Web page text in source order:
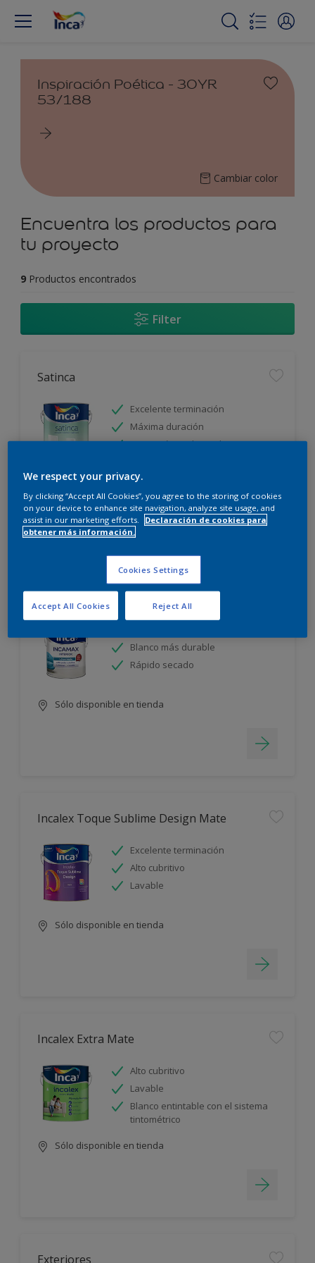
Inspiración Poética - 30YR
53/188
Cambiar color
Encuentra los productos para
tu proyecto
9 Productos encontrados
Filter
Satinca
Excelente terminación
Máxima duración
Protección prolongada
Sólo disponible en tienda
Blanco más durable
Rápido secado
Sólo disponible en tienda
Incalex Toque Sublime Design Mate
Excelente terminación
Alto cubritivo
Lavable
Sólo disponible en tienda
Incalex Extra Mate
Alto cubritivo
Lavable
Blanco entintable con el sistema
tintométrico
Sólo disponible en tienda
Exteriores
We respect your privacy.
By clicking “Accept All Cookies”, you agree to the storing of cookies
on your device to enhance site navigation, analyze site usage, and
assist in our marketing efforts.
Declaración de cookies para
obtener más información.
Cookies Settings
Reject All
Accept All Cookies